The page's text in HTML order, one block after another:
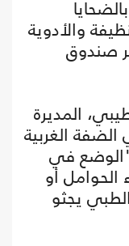
والأدوية
صندوق
المديرة
الضفة الغربية
"الوضع في
الحوامل أو
يجثو